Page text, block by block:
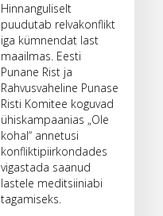
Hinnanguliselt
puudutab relvakonflikt
iga kümnendat last
maailmas. Eesti
Punane Rist ja
Rahvusvaheline Punase
Risti Komitee koguvad
ühiskampaanias „Ole
kohal“ annetusi
konfliktipiirkondades
vigastada saanud
lastele meditsiiniabi
tagamiseks.